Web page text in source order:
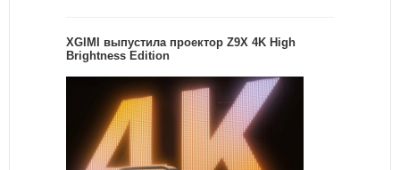
XGIMI выпустила проектор Z9X 4K High
Brightness Edition